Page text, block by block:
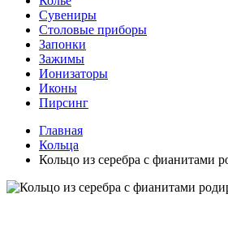
Сувениры
Столовые приборы
Запонки
Зажимы
Ионизаторы
Иконы
Пирсинг
Главная
Кольца
Кольцо из серебра с фианитами